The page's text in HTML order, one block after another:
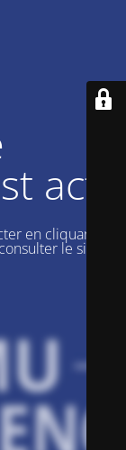
actif
en cliquant sur
le site.